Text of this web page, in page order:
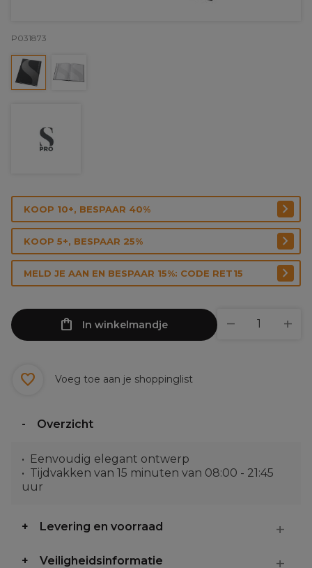
P031873
KOOP 10+, BESPAAR 40%
KOOP 5+, BESPAAR 25%
MELD JE AAN EN BESPAAR 15%: CODE RET15
In winkelmandje
Voeg toe aan je shoppinglist
Overzicht
Eenvoudig elegant ontwerp
Tijdvakken van 15 minuten van 08:00 - 21:45
uur
Levering en voorraad
Veiligheidsinformatie